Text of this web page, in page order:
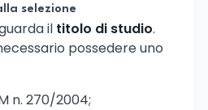
selezione
il titolo di studio.
possedere uno
n. 270/2004;